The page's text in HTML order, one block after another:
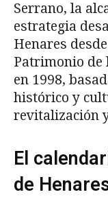
Serrano, la
estrategia
Henares
Patrimonio de
en 1998,
histórico y
revitalización
El
de